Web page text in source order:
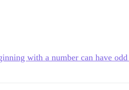
with a number can have